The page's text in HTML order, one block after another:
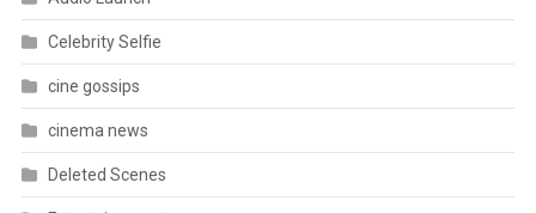
Celebrity Selfie
cine gossips
cinema news
Deleted Scenes